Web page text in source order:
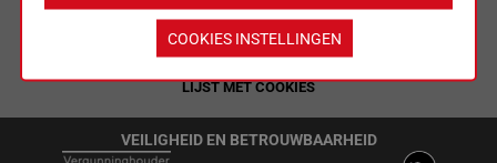
LIJST MET COOKIES
VEILIGHEID EN BETROUWBAARHEID
COOKIES INSTELLINGEN